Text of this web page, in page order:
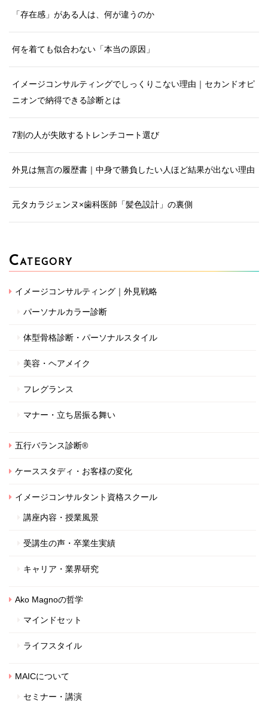
「存在感」がある人は、何が違うのか
何を着ても似合わない「本当の原因」
イメージコンサルティングでしっくりこない理由｜セカンドオピ
ニオンで納得できる診断とは
7割の人が失敗するトレンチコート選び
外見は無言の履歴書｜中身で勝負したい人ほど結果が出ない理由
元タカラジェンヌ×歯科医師「髪色設計」の裏側
CATEGORY
イメージコンサルティング｜外見戦略
パーソナルカラー診断
体型骨格診断・パーソナルスタイル
美容・ヘアメイク
フレグランス
マナー・立ち居振る舞い
五行バランス診断®
ケーススタディ・お客様の変化
イメージコンサルタント資格スクール
講座内容・授業風景
受講生の声・卒業生実績
キャリア・業界研究
Ako Magnoの哲学
マインドセット
ライフスタイル
MAICについて
セミナー・講演